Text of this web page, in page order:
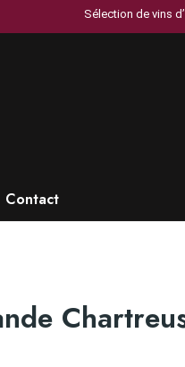
Sélection de vins
Contact